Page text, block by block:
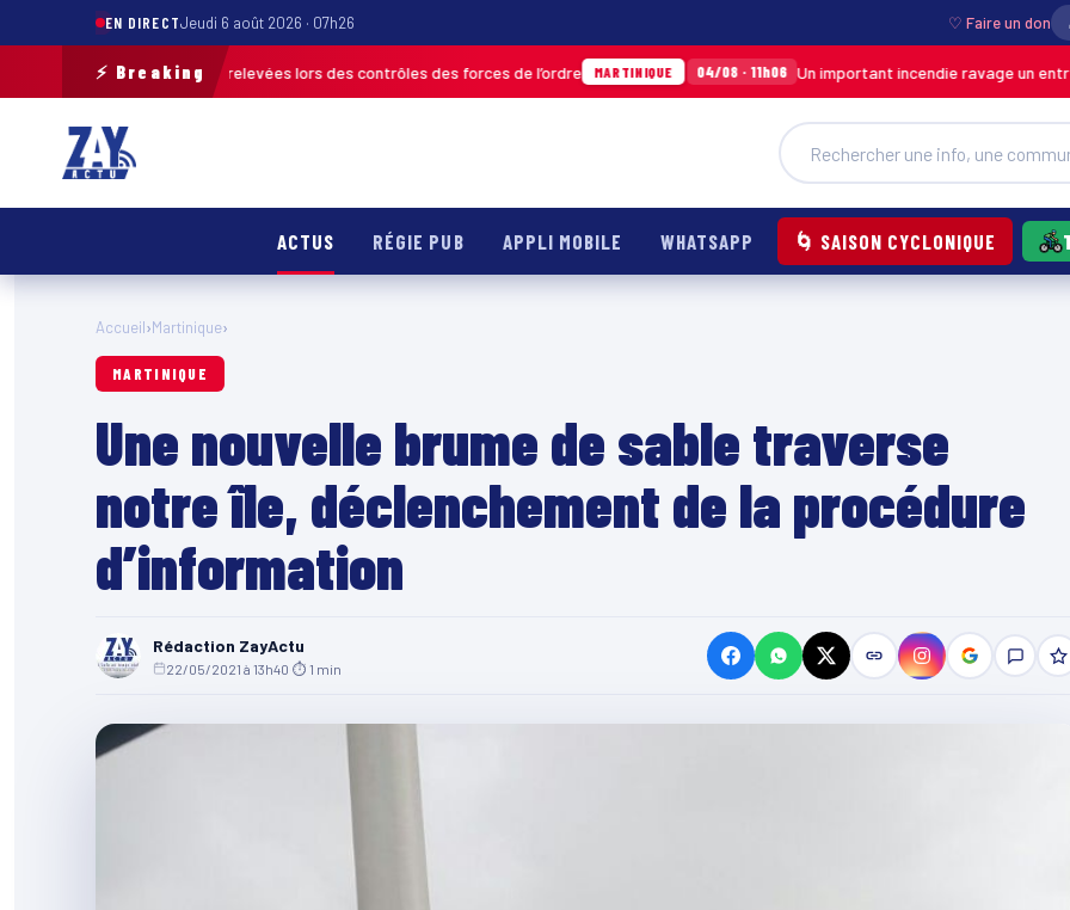
EN DIRECTJeudi 6 août 2026 · 07h26 ♡ Faire un don
⚡ Breaking
de 120 infractions relevées lors des contrôles des forces de l’ordre MARTINIQUE 04/08 · 11h06 Un important incendie ravage un entrepôt de
ACTUS RÉGIE PUB APPLI MOBILE WHATSAPP 🌀 SAISON CYCLONIQUE
Accueil›Martinique›
MARTINIQUE
Une nouvelle brume de sable traverse
notre île, déclenchement de la procédure
d’information
Rédaction ZayActu
22/05/2021 à 13h40 ⏱ 1 min